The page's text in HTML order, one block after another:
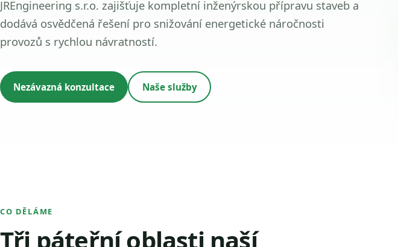
JREngineering s.r.o. zajišťuje kompletní inženýrskou přípravu staveb a
dodává osvědčená řešení pro snižování energetické náročnosti
provozů s rychlou návratností.
Nezávazná konzultace Naše služby
CO DĚLÁME
Tři páteřní oblasti naší